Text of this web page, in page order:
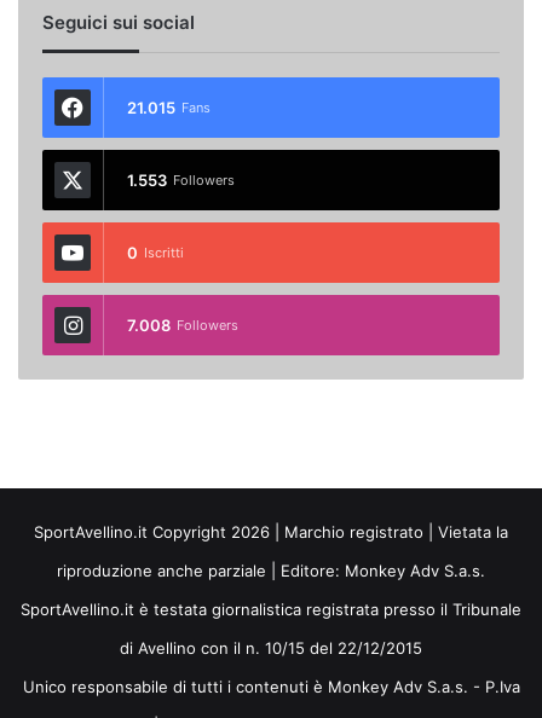
Seguici sui social
21.015 Fans
1.553 Followers
0 Iscritti
7.008 Followers
SportAvellino.it Copyright 2026 | Marchio registrato | Vietata la
riproduzione anche parziale | Editore: Monkey Adv S.a.s.
SportAvellino.it è testata giornalistica registrata presso il Tribunale
di Avellino con il n. 10/15 del 22/12/2015
Unico responsabile di tutti i contenuti è Monkey Adv S.a.s. - P.Iva